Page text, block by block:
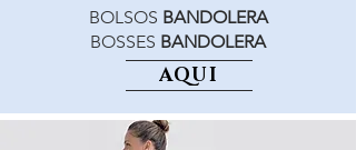
BOLSOS BANDOLERA
BOSSES BANDOLERA
AQUÍ